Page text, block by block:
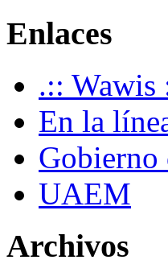
Enlaces
.:: Wawis
En la
Gobierno
UAEM
Archivos